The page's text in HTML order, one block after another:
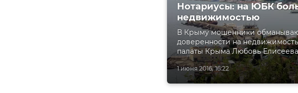
1 июня 2016, 16:22
Нотариусы: на ЮБК
недвижимостью
В Крыму мошенники
доверенности на
палаты Крыма Любовь